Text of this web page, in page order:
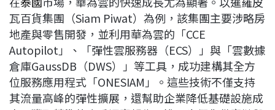
瓦百貨集團（Siam Piwat）為例，該集團主要涉略房
地產與零售開發，並利用華為雲的「CCE
Autopilot」、「彈性雲服務器（ECS）」與「雲數據
倉庫GaussDB（DWS）」等工具，成功建構其全方
位服務應用程式「ONESIAM」。這些技術不僅支持
其流量高峰的彈性擴展，還幫助企業降低基礎設施成